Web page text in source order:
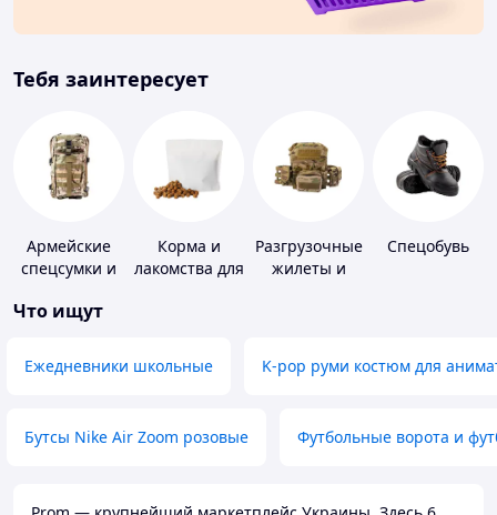
Тебя заинтересует
Армейские
спецсумки и
Корма и
лакомства для
Разгрузочные
жилеты и
Спецобувь
Что ищут
Ежедневники школьные K-pop руми костюм для
Бутсы Nike Air Zoom розовые Футбольные ворота и